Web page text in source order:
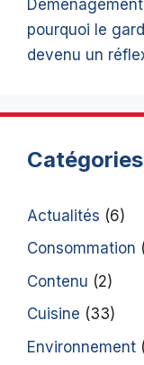
pourquoi le
devenu un
Catégories
Actualités (6)
Consommation
Contenu (2)
Cuisine (33)
Environnement